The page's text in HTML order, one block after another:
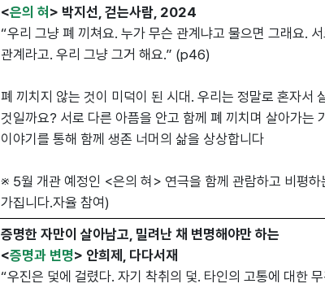
<은의 혀 > 박지선, 걷는사람, 2024
“우리 그냥 폐 끼쳐요. 누가 무슨 관계냐고 물으면 그래요.
관계라고. 우리 그냥 그거 해요.” (p46)
폐 끼치지 않는 것이 미덕이 된 시대. 우리는 정말로 혼자서
것일까요? 서로 다른 아픔을 안고 함께 폐 끼치며 살아가는
이야기를 통해 함께 생존 너머의 삶을 상상합니다
※ 5월 개관 예정인 <은의 혀> 연극을 함께 관람하고 비평하
가집니다.자율 참여)
증명한 자만이 살아남고, 밀려난 채 변명해야만 하는
<증명과 변명> 안희제, 다다서재
“우진은 덫에 걸렸다. 자기 착취의 덫. 타인의 고통에 대한